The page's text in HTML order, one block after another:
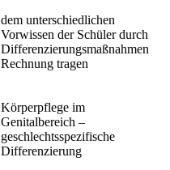
dem unterschiedlichen
Vorwissen der Schüler durch
Differenzierungsmaßnahmen
Rechnung tragen
Körperpflege im
Genitalbereich –
geschlechtsspezifische
Differenzierung